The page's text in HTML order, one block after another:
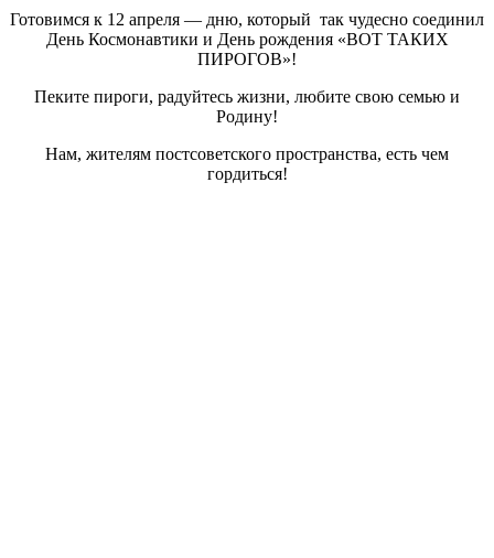
Готовимся к 12 апреля — дню, который так чудесно соединил
День Космонавтики и День рождения «ВОТ ТАКИХ
ПИРОГОВ»!
Пеките пироги, радуйтесь жизни, любите свою семью и
Родину!
Нам, жителям постсоветского пространства, есть чем
гордиться!